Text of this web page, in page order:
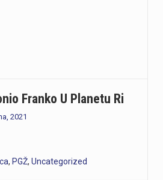
Franko U Planetu Ri
2021
, PGŽ, Uncategorized